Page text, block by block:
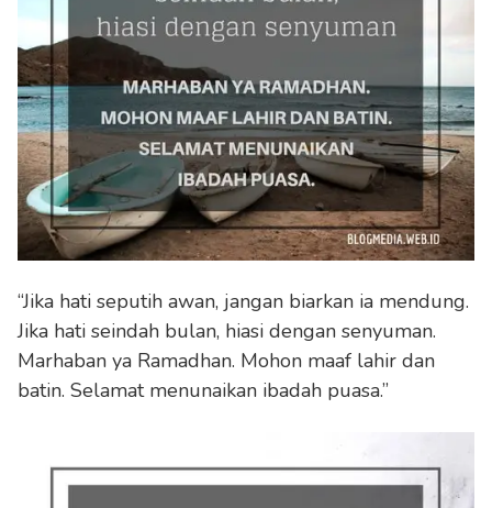
“Jika hati seputih awan, jangan biarkan ia mendung.
Jika hati seindah bulan, hiasi dengan senyuman.
Marhaban ya Ramadhan. Mohon maaf lahir dan
batin. Selamat menunaikan ibadah puasa.”